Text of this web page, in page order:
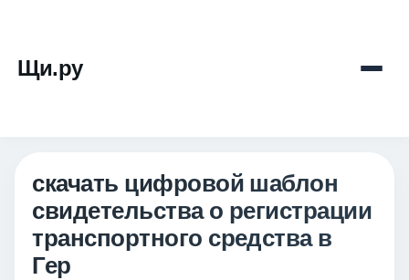
Щи.ру
скачать цифровой шаблон
свидетельства о регистрации
транспортного средства в
Гер